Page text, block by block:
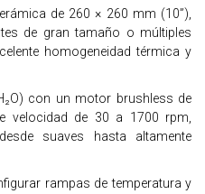
de 260 × 260 mm (10”),
de gran tamaño o múltiples
homogeneidad térmica y
con un motor brushless de
velocidad de 30 a 1700 rpm,
suaves hasta altamente
rampas de temperatura y